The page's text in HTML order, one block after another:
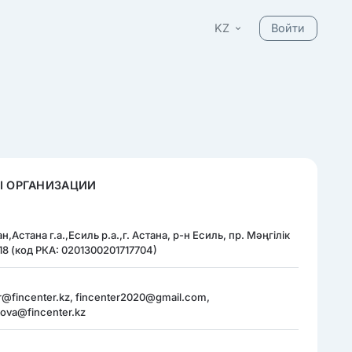
KZ Войти
ОРГАНИЗАЦИИ
г.а.,Есиль р.а.,г. Астана, р-н Есиль, пр. Мәңгілік
(код РКА: 0201300201717704)
fincenter2020@gmail.com,